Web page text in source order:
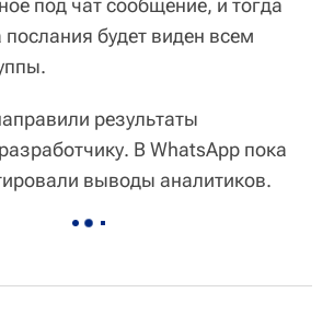
послания будет виден всем
результаты
В WhatsApp пока
выводы аналитиков.